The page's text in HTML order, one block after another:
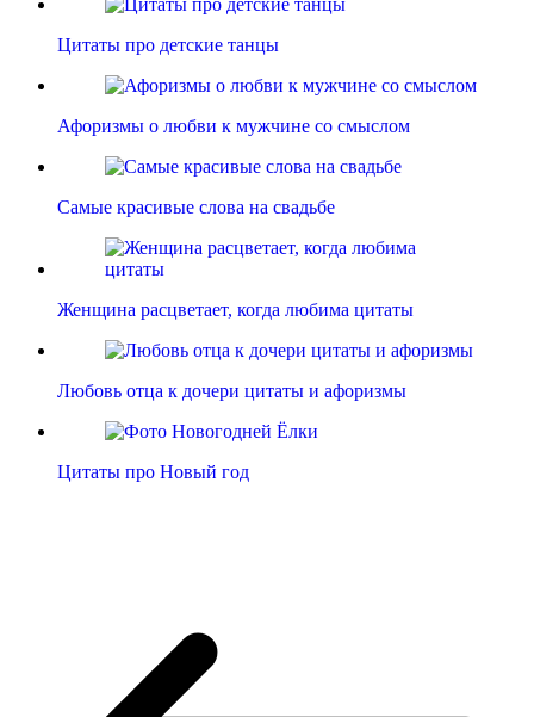
Цитаты про детские танцы
Афоризмы о любви к мужчине со смыслом
Самые красивые слова на свадьбе
Женщина расцветает, когда любима цитаты
Любовь отца к дочери цитаты и афоризмы
Цитаты про Новый год